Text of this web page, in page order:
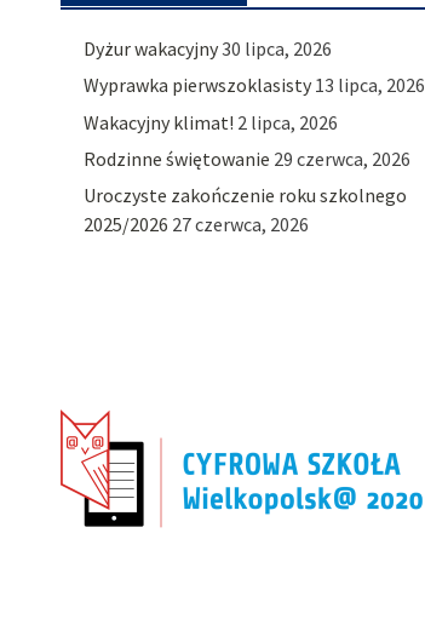
Dyżur wakacyjny30 lipca, 2026
Wyprawka pierwszoklasisty 13 lipca, 2026
Wakacyjny klimat! 2 lipca, 2026
Rodzinne świętowanie 29 czerwca, 2026
Uroczyste zakończenie roku szkolnego
2025/2026 27 czerwca, 2026